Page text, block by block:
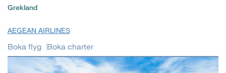
Grekland
AEGEAN AIRLINES
Boka flyg Boka charter